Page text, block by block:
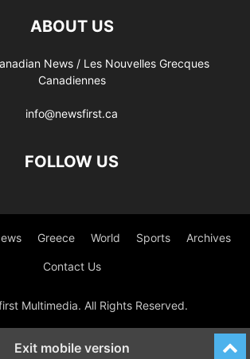
ABOUT US
News / Les Nouvelles Grecques
Canadiennes
info@newsfirst.ca
FOLLOW US
Greece World Sports Archives
Contact Us
Multimedia. All Rights Reserved.
Exit mobile version